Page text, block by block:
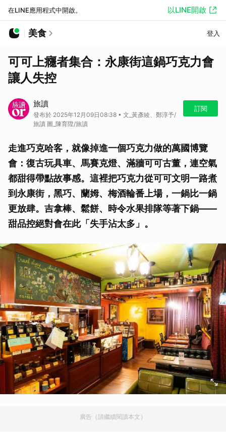
在LINE應用程式中開啟。 以LINE開啟
美食 登入
可可上癮者集合：永康街這鍋巧克力會
讓人失控
旅讀
發布於 2025年12月09日08:38 • 文_黃彥綾、鄭淳予/
旅讀 圖_陳育陞/旅讀
訂閱
走進巧克哈客，就像掉進一個巧克力做的萬國博覽
會：復古玩具車、馬賽克燈、滿牆可可古董，連空氣
都甜得帶點故事感。這裡把巧克力從可可文明一路煮
到永康街，黑巧、蘭姆、梅酒輪番上場，一鍋比一鍋
更放肆。吉拿棒、鬆餅、時令水果排隊等著下鍋——
甜品控絕對會在此「失手沾太多」。
廣告（請繼續閱讀本文）